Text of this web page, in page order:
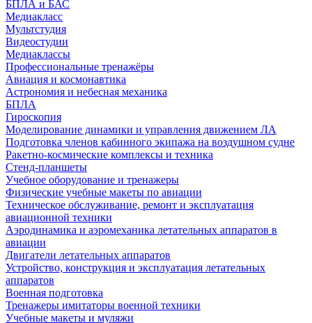
БПЛА и БАС
Медиакласс
Мультстудия
Видеостудии
Медиаклассы
Профессиональные тренажёры
Авиация и космонавтика
Астрономия и небесная механика
БПЛА
Гироскопия
Моделирование динамики и управления движением ЛА
Подготовка членов кабинного экипажа на воздушном судне
Ракетно-космические комплексы и техника
Стенд-планшеты
Учебное оборудование и тренажеры
Физические учебные макеты по авиации
Техническое обслуживание, ремонт и эксплуатация
авиационной техники
Аэродинамика и аэромеханика летательных аппаратов в
авиации
Двигатели летательных аппаратов
Устройство, конструкция и эксплуатация летательных
аппаратов
Военная подготовка
Тренажеры имитаторы военной техники
Учебные макеты и муляжи